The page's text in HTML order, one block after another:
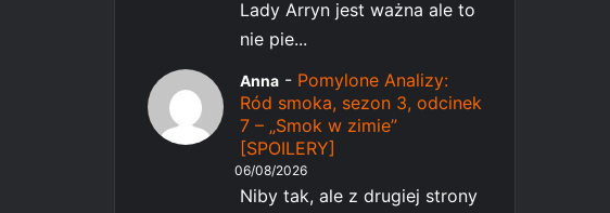
Lady Arryn jest ważna ale to
nie pie...
Anna - Pomylone Analizy:
Ród smoka, sezon 3, odcinek
7 – „Smok w zimie”
[SPOILERY]
06/08/2026
Niby tak, ale z drugiej strony